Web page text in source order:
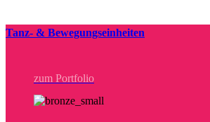
Tanz- & Bewegungseinheiten
zum Portfolio